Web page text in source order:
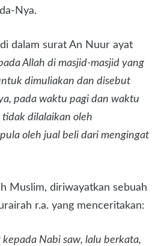
Nya.
dalam surat An Nuur ayat
Allah di masjid-masjid yang
dimuliakan dan disebut
pada waktu pagi dan waktu
dilalaikan oleh
oleh jual beli dari mengingat
Muslim, diriwayatkan sebuah
r.a. yang menceritakan:
Nabi saw, lalu berkata,